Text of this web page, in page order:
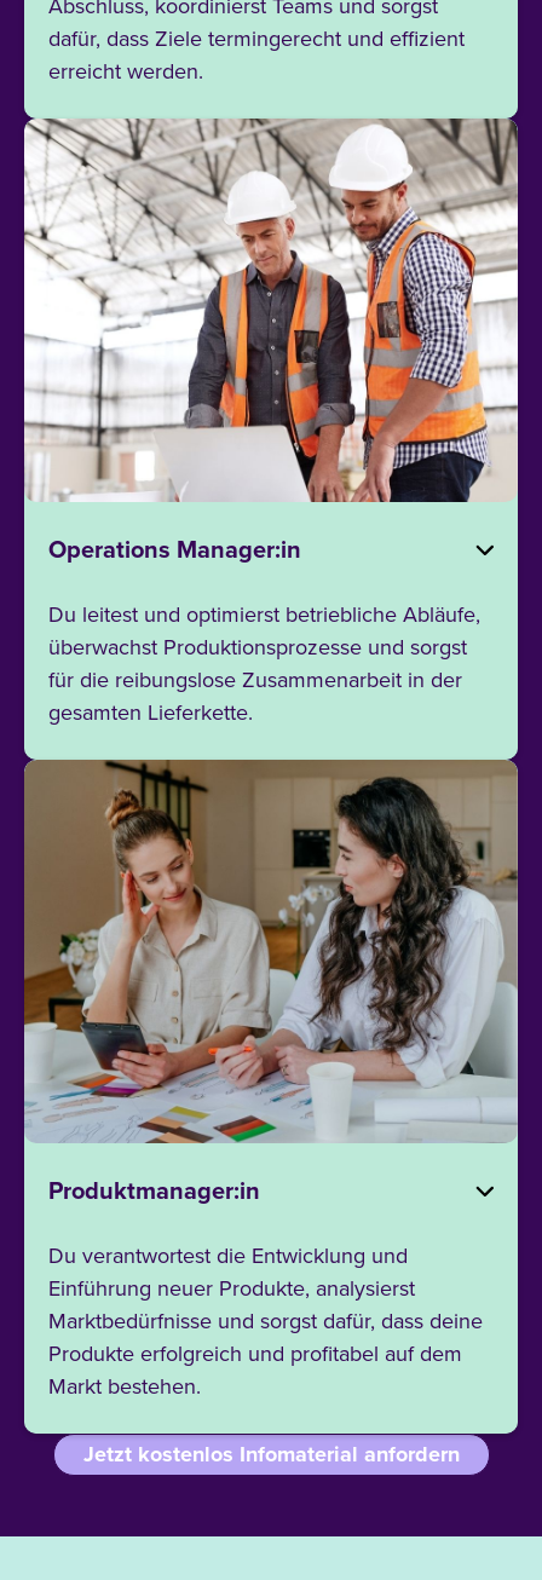
Abschluss, koordinierst Teams und sorgst
dafür, dass Ziele termingerecht und effizient
erreicht werden.
Operations Manager:in
Du leitest und optimierst betriebliche Abläufe,
überwachst Produktionsprozesse und sorgst
für die reibungslose Zusammenarbeit in der
gesamten Lieferkette.
Produktmanager:in
Du verantwortest die Entwicklung und
Einführung neuer Produkte, analysierst
Marktbedürfnisse und sorgst dafür, dass deine
Produkte erfolgreich und profitabel auf dem
Markt bestehen.
Jetzt kostenlos Infomaterial anfordern